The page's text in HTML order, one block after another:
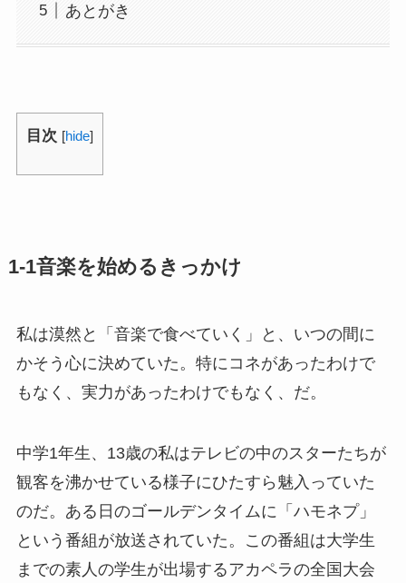
あとがき
目次 [hide]
1-1音楽を始めるきっかけ
私は漠然と「音楽で食べていく」と、いつの間に
かそう心に決めていた。特にコネがあったわけで
もなく、実力があったわけでもなく、だ。
中学1年生、13歳の私はテレビの中のスターたちが
観客を沸かせている様子にひたすら魅入っていた
のだ。ある日のゴールデンタイムに「ハモネプ」
という番組が放送されていた。この番組は大学生
までの素人の学生が出場するアカペラの全国大会